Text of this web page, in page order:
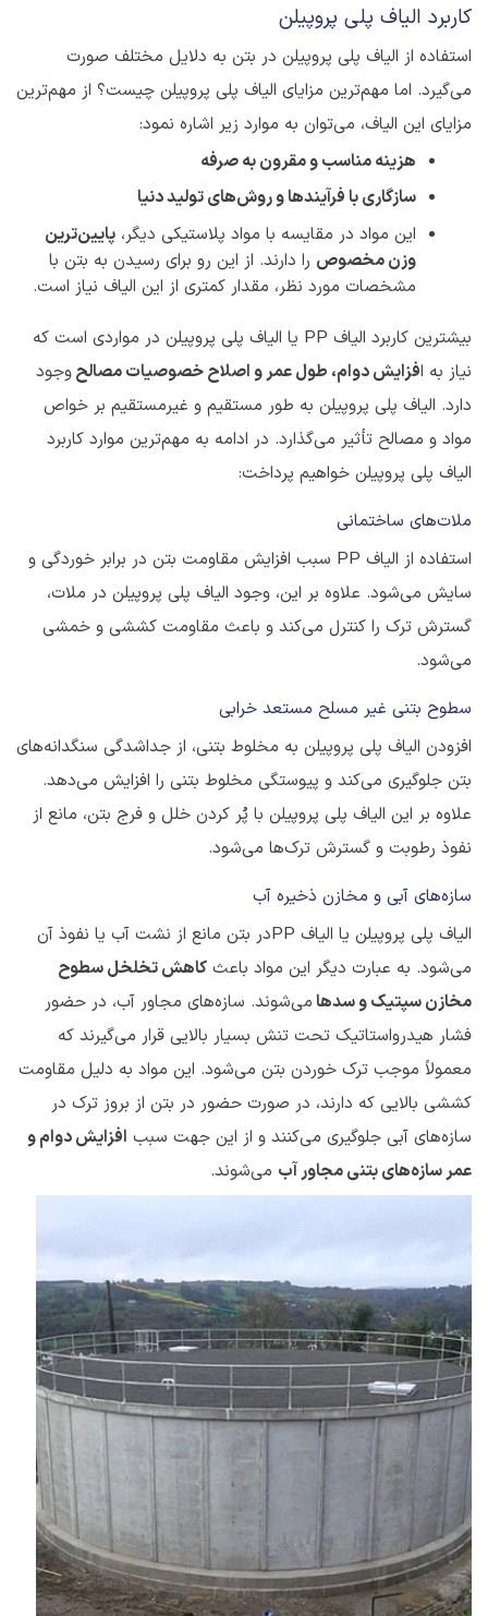
کاربرد الیاف پلی پروپیلن
استفاده از الیاف پلی پروپیلن در بتن به دلایل مختلف صورت
می‌گیرد. اما مهم‌ترین مزایای الیاف پلی پروپیلن چیست؟ از مهم‌ترین
مزایای این الیاف، می‌توان به موارد زیر اشاره نمود:
هزینه مناسب و مقرون به صرفه
سازگاری با فرآیندها و روش‌های تولید دنیا
این مواد در مقایسه با مواد پلاستیکی دیگر،پایین‌ترین
وزن مخصوص را دارند. از این رو برای رسیدن به بتن با
مشخصات مورد نظر، مقدار کمتری از این الیاف نیاز است.
بیشترین کاربرد الیاف PP یا الیاف پلی پروپیلن در مواردی است که
نیاز به افزایش دوام، طول عمر و اصلاح خصوصیات مصالحوجود
دارد. الیاف پلی پروپیلن به طور مستقیم و غیرمستقیم بر خواص
مواد و مصالح تأثیر می‌گذارد. در ادامه به مهم‌ترین موارد کاربرد
الیاف پلی پروپیلن خواهیم پرداخت:
ملات‌های ساختمانی
استفاده از الیاف PP سبب افزایش مقاومت بتن در برابر خوردگی و
سایش می‌شود. علاوه بر این، وجود الیاف پلی پروپیلن در ملات،
گسترش ترک را کنترل می‌کند و باعث مقاومت کششی و خمشی
می‌شود.
سطوح بتنی غیر مسلح مستعد خرابی
افزودن الیاف پلی پروپیلن به مخلوط بتنی، از جداشدگی سنگدانه‌های
بتن جلوگیری می‌کند و پیوستگی مخلوط بتنی را افزایش می‌دهد.
علاوه بر این الیاف پلی پروپیلن با پُر کردن خلل و فرج بتن، مانع از
نفوذ رطوبت و گسترش ترک‌ها می‌شود.
سازه‌های آبی و مخازن ذخیره آب
الیاف پلی پروپیلن یا الیاف PPدر بتن مانع از نشت آب یا نفوذ آن
می‌شود. به عبارت دیگر این مواد باعث کاهش تخلخل سطوح
مخازن سپتیک و سدهامی‌شوند. سازه‌های مجاور آب، در حضور
فشار هیدرواستاتیک تحت تنش بسیار بالایی قرار می‌گیرند که
معمولاً موجب ترک خوردن بتن می‌شود. این مواد به دلیل مقاومت
کششی بالایی که دارند، در صورت حضور در بتن از بروز ترک در
سازه‌های آبی جلوگیری می‌کنند و از این جهت سبب افزایش دوام و
عمر سازه‌های بتنی مجاور آب می‌شوند.